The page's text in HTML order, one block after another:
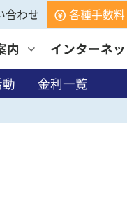
合わせ 各種手数料
内 インターネ
金利一覧